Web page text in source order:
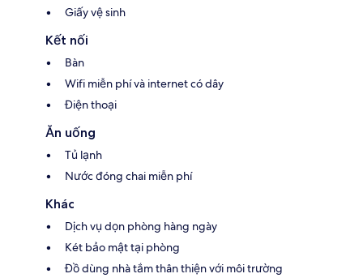
Giấy vệ sinh
Kết nối
Bàn
Wifi miễn phí và internet có dây
Điện thoại
Ăn uống
Tủ lạnh
Nước đóng chai miễn phí
Khác
Dịch vụ dọn phòng hàng ngày
Két bảo mật tại phòng
Đồ dùng nhà tắm thân thiện với môi trường